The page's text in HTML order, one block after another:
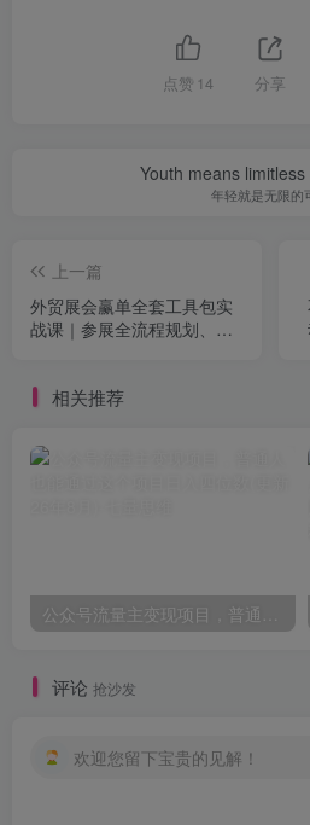
点赞 14 分享
Youth means
年轻就是无限的
上一篇
外贸展会赢单全套工具包实
战课｜参展全流程规划、线
落地教程
相关推荐
评论 抢沙发
欢迎您留下宝贵的见解！